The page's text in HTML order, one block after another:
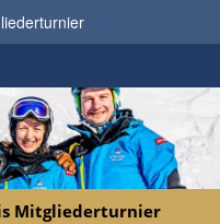
Mitgliederturnier